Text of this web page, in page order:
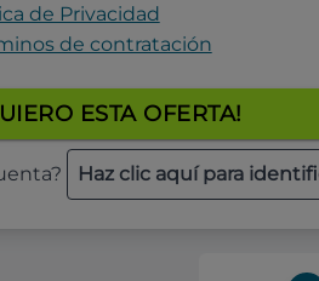
de Privacidad
de contratación
ESTA OFERTA!
Haz clic aquí para